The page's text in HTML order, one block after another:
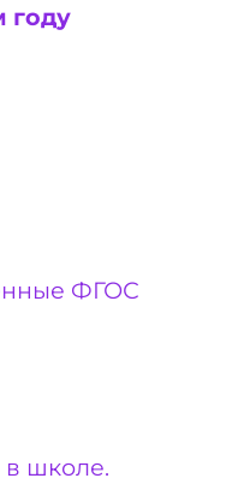
году
ФГОС
школе.